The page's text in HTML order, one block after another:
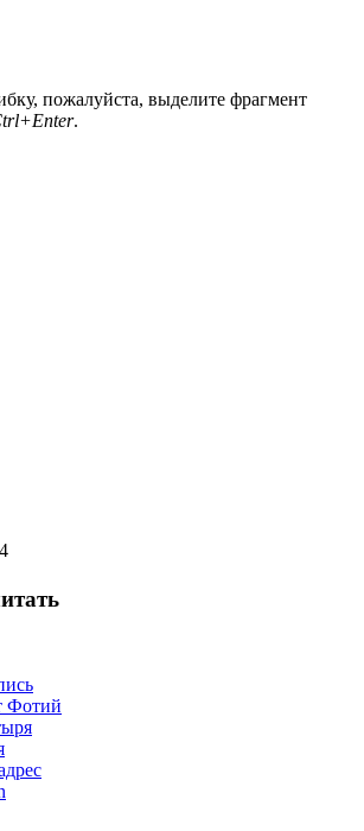
пожалуйста, выделите фрагмент
.
Фотий